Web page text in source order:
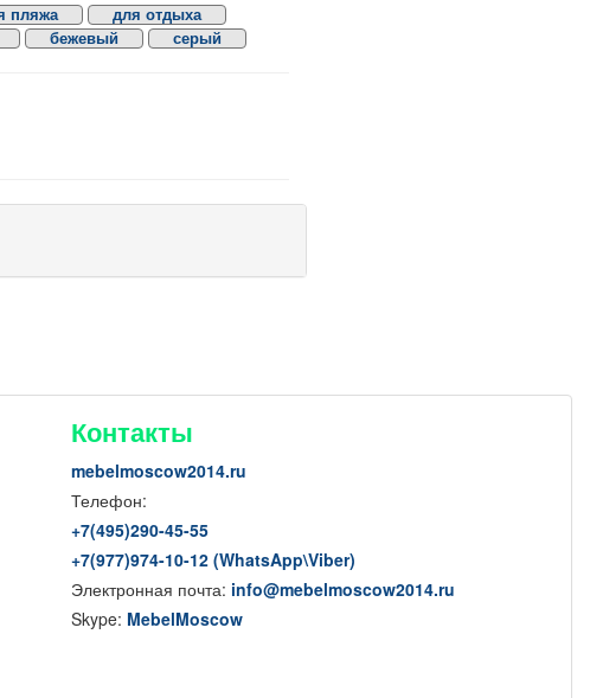
пляжа
для отдыха
бежевый серый
Контакты
mebelmoscow2014.ru
Телефон:
+7(495)290-45-55
+7(977)974-10-12 (WhatsApp\Viber)
Электронная почта: info@mebelmoscow2014.ru
Skype: MebelMoscow